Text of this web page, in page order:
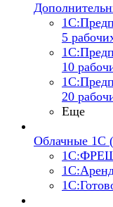
5
10
20
Еще
Облачные 1С